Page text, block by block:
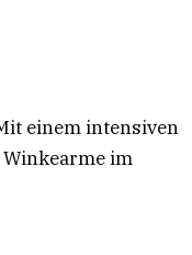
einem intensiven
im